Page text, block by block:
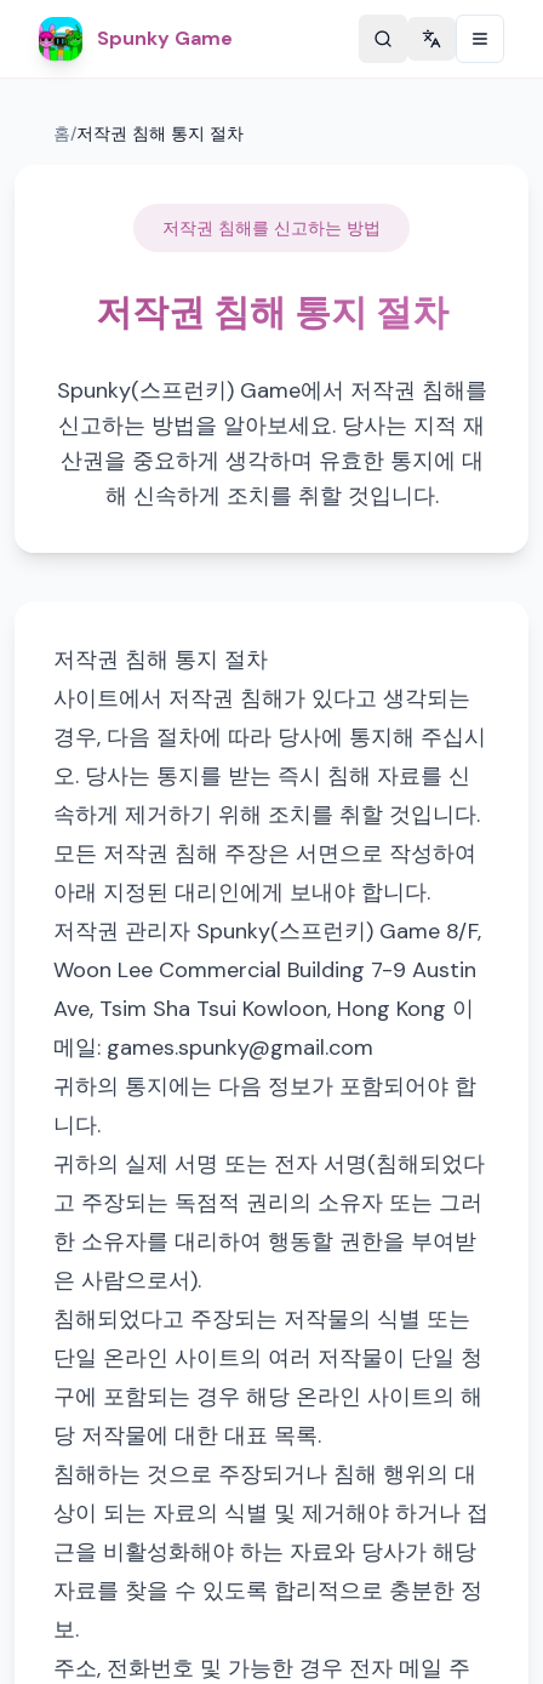
Spunky Game Change
홈/저작권 침해 통지 절차
저작권 침해를 신고하는 방법
저작권 침해 통지 절차
Spunky(스프런키) Game에서 저작권 침해를
신고하는 방법을 알아보세요. 당사는 지적 재
산권을 중요하게 생각하며 유효한 통지에 대
해 신속하게 조치를 취할 것입니다.
저작권 침해 통지 절차
사이트에서 저작권 침해가 있다고 생각되는
경우, 다음 절차에 따라 당사에 통지해 주십시
오. 당사는 통지를 받는 즉시 침해 자료를 신
속하게 제거하기 위해 조치를 취할 것입니다.
모든 저작권 침해 주장은 서면으로 작성하여
아래 지정된 대리인에게 보내야 합니다.
저작권 관리자 Spunky(스프런키) Game 8/F,
Woon Lee Commercial Building 7-9 Austin
Ave, Tsim Sha Tsui Kowloon, Hong Kong 이
메일: games.spunky@gmail.com
귀하의 통지에는 다음 정보가 포함되어야 합
니다.
귀하의 실제 서명 또는 전자 서명(침해되었다
고 주장되는 독점적 권리의 소유자 또는 그러
한 소유자를 대리하여 행동할 권한을 부여받
은 사람으로서).
침해되었다고 주장되는 저작물의 식별 또는
단일 온라인 사이트의 여러 저작물이 단일 청
구에 포함되는 경우 해당 온라인 사이트의 해
당 저작물에 대한 대표 목록.
침해하는 것으로 주장되거나 침해 행위의 대
상이 되는 자료의 식별 및 제거해야 하거나 접
근을 비활성화해야 하는 자료와 당사가 해당
자료를 찾을 수 있도록 합리적으로 충분한 정
보.
주소, 전화번호 및 가능한 경우 전자 메일 주